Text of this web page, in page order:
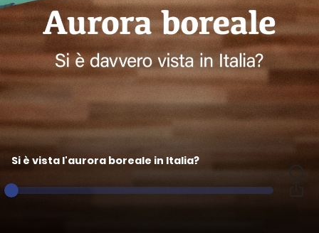
Si è vista l'aurora boreale in Italia?